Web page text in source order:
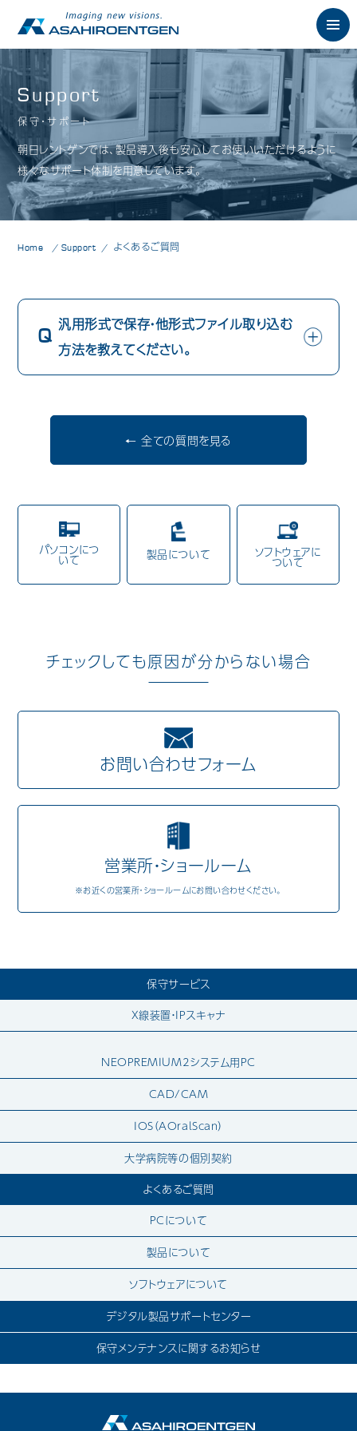
News お知らせ
Philosophy 朝日の想い
Product
歯科用X線製品
歯科用口腔内カメラ
歯科用CAD/CAM製品
3D外貌スキャナ製品
Showroom 営業所・ショールーム
Support
Recruit 採用情報
Mail Magazine
Support
保守・サポート
朝日レントゲンでは、製品導入後も安心してお使いいただけるように
様々なサポート体制を用意しています。
Home Support よくあるご質問
汎用形式で保存・他形式ファイル取り込む
方法を教えてください。
← 全ての質問を見る
パソコンにつ
いて 製品について ソフトウェアに
ついて
チェックしても原因が分からない場合
お問い合わせフォーム
営業所・ショールーム
※お近くの営業所・ショールームにお問い合わせください。
保守サービス
X線装置・IPスキャナ
NEOPREMIUM2システム用PC
CAD/CAM
IOS（AOralScan）
大学病院等の個別契約
よくあるご質問
PCについて
製品について
ソフトウェアについて
デジタル製品サポートセンター
保守メンテナンスに関するお知らせ